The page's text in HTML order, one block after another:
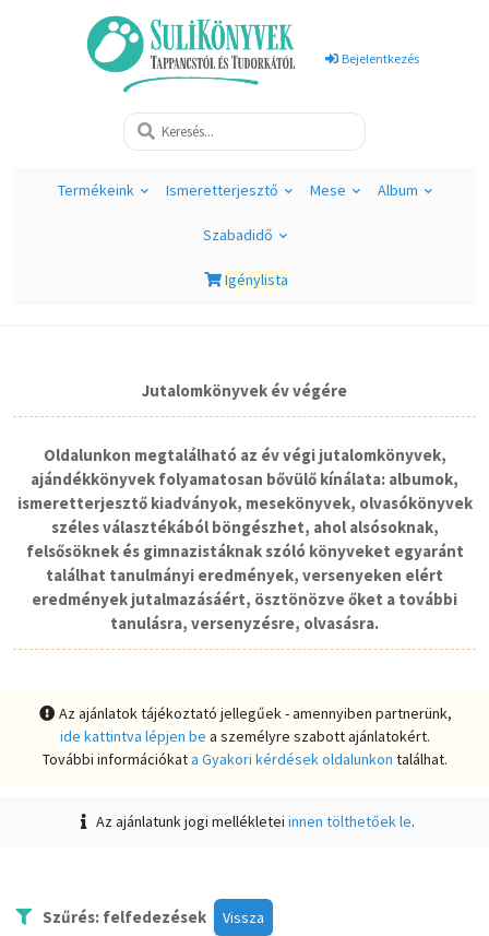
Bejelentkezés
Termékeink Ismeretterjesztő Mese Album
Szabadidő
Igénylista
Jutalomkönyvek év végére
Oldalunkon megtalálható az év végi jutalomkönyvek,
ajándékkönyvek folyamatosan bővülő kínálata: albumok,
ismeretterjesztő kiadványok, mesekönyvek, olvasókönyvek
széles választékából böngészhet, ahol alsósoknak,
felsősöknek és gimnazistáknak szóló könyveket egyaránt
találhat tanulmányi eredmények, versenyeken elért
eredmények jutalmazásáért, ösztönözve őket a további
tanulásra, versenyzésre, olvasásra.
Az ajánlatok tájékoztató jellegűek - amennyiben partnerünk,
ide kattintva lépjen be a személyre szabott ajánlatokért.
További információkata Gyakori kérdések oldalunkon találhat.
Az ajánlatunk jogi mellékleteiinnen tölthetőek le.
Szűrés: felfedezések Vissza